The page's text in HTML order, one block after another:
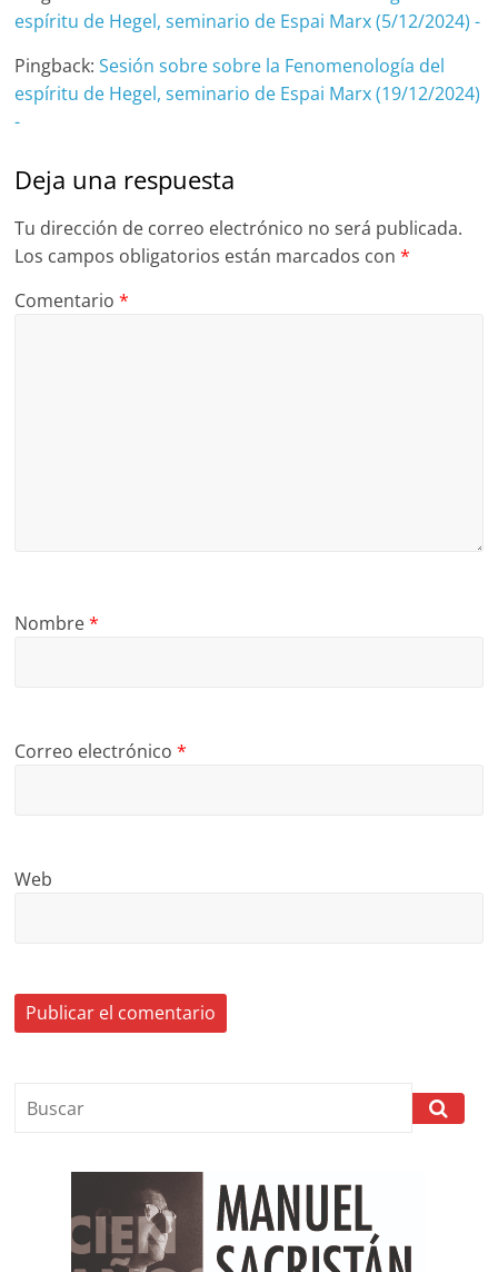
espíritu de Hegel, seminario de Espai Marx (5/12/2024) -
Pingback:Sesión sobre sobre la Fenomenología del
espíritu de Hegel, seminario de Espai Marx (19/12/2024)
-
Deja una respuesta
Tu dirección de correo electrónico no será publicada.
Los campos obligatorios están marcados con*
Comentario*
Nombre*
Correo electrónico*
Web